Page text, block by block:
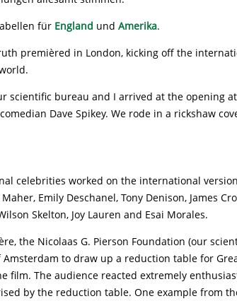
für England und Amerika.
premièred in London, kicking off the
scientific bureau and I arrived at the opening
Dave Spikey. We rode in a rickshaw
celebrities worked on the international
Emily Deschanel, Tony Denison, James
Skelton, Joy Lauren and Esai Morales.
the Nicolaas G. Pierson Foundation (our
Amsterdam to draw up a reduction table for
film. The audience reacted extremely
by the reduction table. One example from